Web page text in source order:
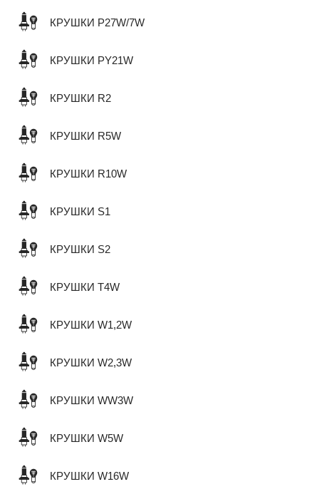
КРУШКИ P27W/7W
КРУШКИ PY21W
КРУШКИ R2
КРУШКИ R5W
КРУШКИ R10W
КРУШКИ S1
КРУШКИ S2
КРУШКИ T4W
КРУШКИ W1,2W
КРУШКИ W2,3W
КРУШКИ WW3W
КРУШКИ W5W
КРУШКИ W16W